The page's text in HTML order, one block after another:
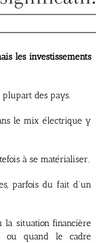
les investissements
des pays.
le mix électrique y
à se matérialiser.
parfois du fait d’un
la situation financière
ou quand le cadre